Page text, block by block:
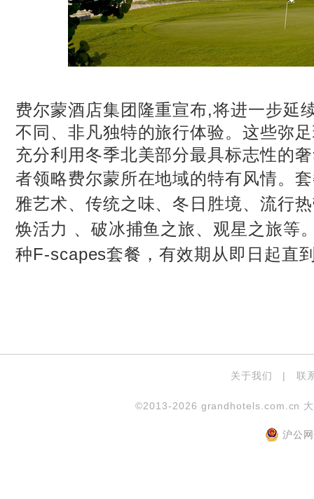
费尔蒙酒店集团隆重宣布,将进一步延
不同、非凡独特的旅行体验。这些弥
充分利用冬季北美部分最具标志性的
者领略费尔蒙所在地域的特有风情。
雅艺术、传统之味、冬日胜境、流行
焕活力 、破冰捕鱼之旅、观星之旅等
种F-scapes套餐，有效期从即日起直
关于我们 | 联
©2013-2026 grandhotels.com.cn
沪公